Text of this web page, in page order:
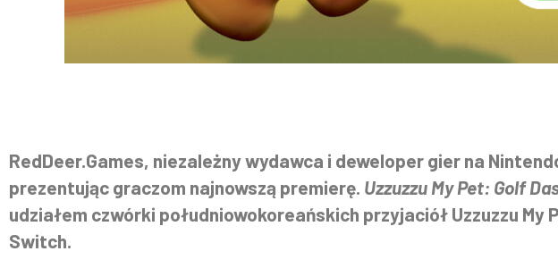
RedDeer.Games, niezależny wydawca i deweloper gier na
prezentując graczom najnowszą premierę. Uzzuzzu My Pet: Golf
udziałem czwórki południowokoreańskich przyjaciół Uzzuzzu
Switch.